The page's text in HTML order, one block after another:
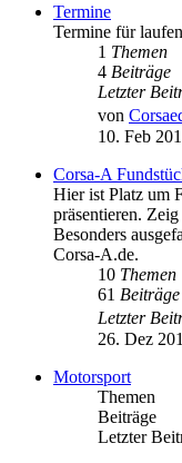
Termine
Termine für
1 Themen
4 Beiträge
Letzter
von
10. Feb
Corsa-A
Hier ist Platz um
präsentieren.
Besonders
Corsa-A.de.
10 Themen
61 Beiträge
Letzter
26. Dez
Motorsport
Themen
Beiträge
Letzter